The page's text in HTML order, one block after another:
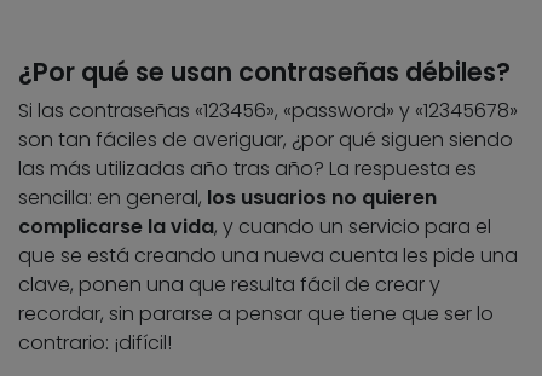
¿Por qué se usan contraseñas débiles?
Si las contraseñas «123456», «password» y «12345678»
son tan fáciles de averiguar, ¿por qué siguen siendo
las más utilizadas año tras año? La respuesta es
sencilla: en general, los usuarios no quieren
complicarse la vida, y cuando un servicio para el
que se está creando una nueva cuenta les pide una
clave, ponen una que resulta fácil de crear y
recordar, sin pararse a pensar que tiene que ser lo
contrario: ¡difícil!